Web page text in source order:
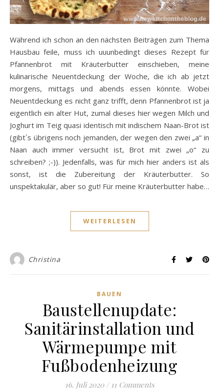
Während ich schon an den nächsten Beiträgen zum Thema
Hausbau feile, muss ich uuunbedingt dieses Rezept für
Pfannenbrot mit Kräuterbutter einschieben, meine
kulinarische Neuentdeckung der Woche, die ich ab jetzt
morgens, mittags und abends essen könnte. Wobei
Neuentdeckung es nicht ganz trifft, denn Pfannenbrot ist ja
eigentlich ein alter Hut, zumal dieses hier wegen Milch und
Joghurt im Teig quasi identisch mit indischem Naan-Brot ist
(gibt´s übrigens noch jemanden, der wegen den zwei „a“ in
Naan auch immer versucht ist, Brot mit zwei „o“ zu
schreiben? ;-)). Jedenfalls, was für mich hier anders ist als
sonst, ist die Zubereitung der Kräuterbutter. So
unspektakulär, aber so gut! Für meine Kräuterbutter habe…
WEITERLESEN
Christina
BAUEN
Baustellenupdate:
Sanitärinstallation und
Wärmepumpe mit
Fußbodenheizung
16. Juli 2020 / 11 Comments